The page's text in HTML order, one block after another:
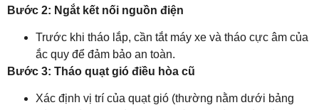
Bước 2: Ngắt kết nối nguồn điện
Trước khi tháo lắp, cần tắt máy xe và tháo cực âm của
ắc quy để đảm bảo an toàn.
Bước 3: Tháo quạt gió điều hòa cũ
Xác định vị trí của quạt gió (thường nằm dưới bảng